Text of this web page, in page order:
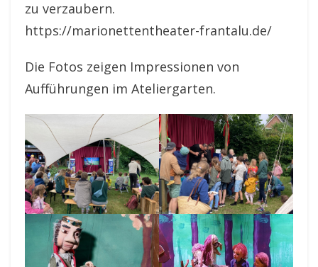
zu verzaubern.
https://marionettentheater-frantalu.de/
Die Fotos zeigen Impressionen von
Aufführungen im Ateliergarten.